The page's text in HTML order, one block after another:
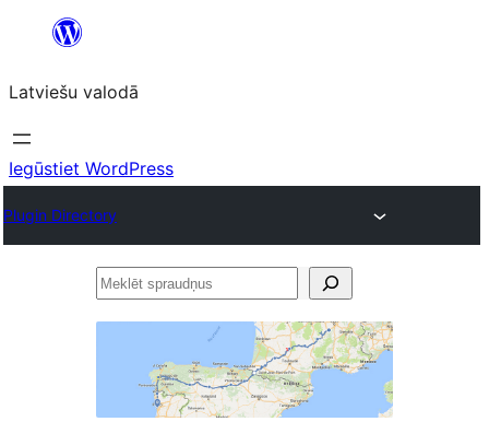
Pāriet
saturu
Latviešu valodā
Iegūstiet WordPress
Plugin Directory
Meklēt